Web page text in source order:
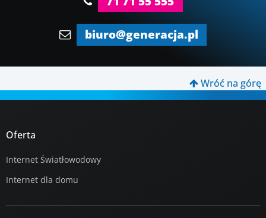
biuro@generacja.pl
 Wróć na górę
Oferta
Internet Światłowodowy
Internet dla domu